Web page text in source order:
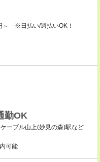
～ ※日払い/週払いOK！
勤OK
ーブル山上(妙見の森)駅など
可能